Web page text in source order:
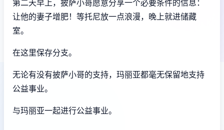
第二天早上，披萨小哥愿意分享一个必要条件的信息：
让他的妻子增肥！等托尼放一点浪漫，晚上就进储藏
室。
在这里保存分支。
无论有没有披萨小哥的支持，玛丽亚都毫无保留地支持
公益事业。
与玛丽亚一起进行公益事业。